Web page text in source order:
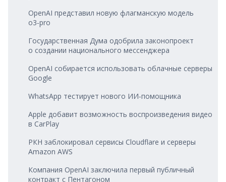
OpenAI представил новую флагманскую модель
o3‑pro
Государственная Дума одобрила законопроект
о создании национального мессенджера
OpenAI собирается использовать облачные серверы
Google
WhatsApp тестирует нового ИИ‑помощника
Apple добавит возможность воспроизведения видео
в CarPlay
РКН заблокировал сервисы Cloudflare и серверы
Amazon AWS
Компания OpenAI заключила первый публичный
контракт с Пентагоном